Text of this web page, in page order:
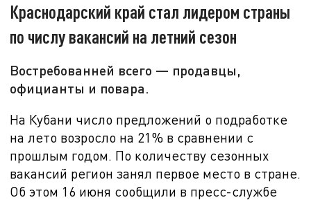
Краснодарский край стал лидером страны
по числу вакансий на летний сезон
Востребованней всего — продавцы,
официанты и повара.
На Кубани число предложений о подработке
на лето возросло на 21% в сравнении с
прошлым годом. По количеству сезонных
вакансий регион занял первое место в стране.
Об этом 16 июня сообщили в пресс-службе